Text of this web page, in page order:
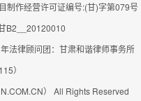
制作经营许可证编号:(甘)字第079号
B2__20120010
法律顾问团：甘肃和谐律师事务所
）
） All Rights Reserved